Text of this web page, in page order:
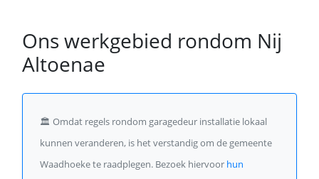
Ons werkgebied rondom Nij
Altoenae
🏛️ Omdat regels rondom garagedeur installatie lokaal
kunnen veranderen, is het verstandig om de gemeente
Waadhoeke te raadplegen. Bezoek hiervoor hun